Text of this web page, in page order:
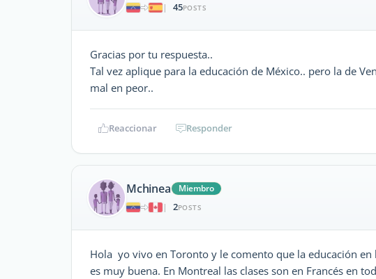
|
45POSTS
Gracias por tu respuesta..
Tal vez aplique para la educación de México.. pero la de
mal en peor..
Reaccionar Responder
Mchinea
Miembro
|
2POSTS
Hola yo vivo en Toronto y le comento que la educación en
es muy buena. En Montreal las clases son en Francés en